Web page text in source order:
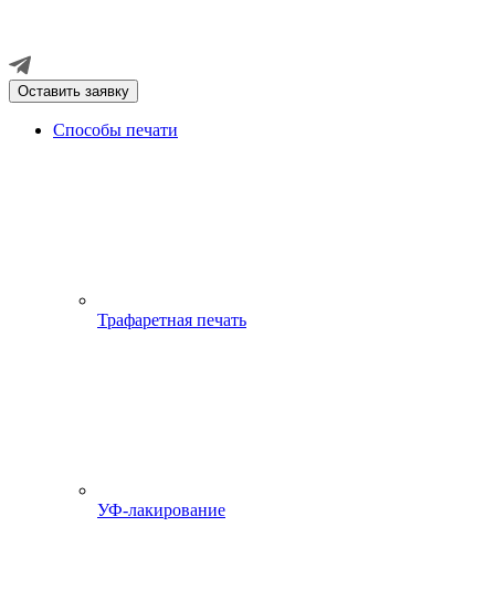
Оставить заявку
Способы печати
Трафаретная печать
УФ-лакирование